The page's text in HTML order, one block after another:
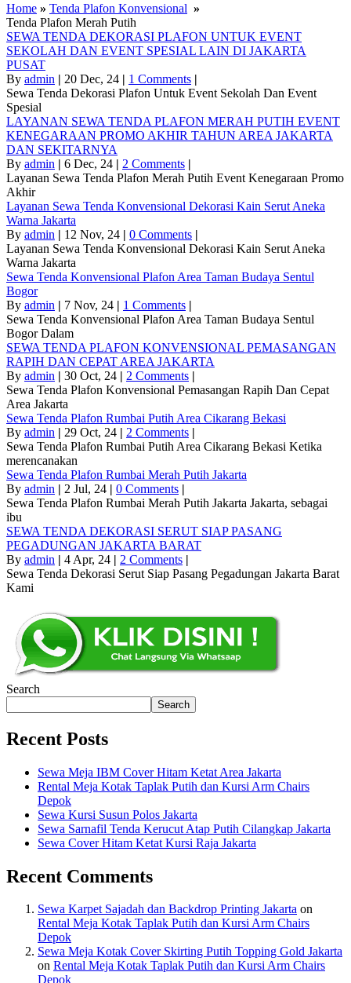
Home » Tenda Plafon Konvensional »
Tenda Plafon Merah Putih
SEWA TENDA DEKORASI PLAFON UNTUK EVENT
SEKOLAH DAN EVENT SPESIAL LAIN DI JAKARTA
PUSAT
By admin | 20 Dec, 24 | 1 Comments |
Sewa Tenda Dekorasi Plafon Untuk Event Sekolah Dan Event
Spesial
LAYANAN SEWA TENDA PLAFON MERAH PUTIH EVENT
KENEGARAAN PROMO AKHIR TAHUN AREA JAKARTA
DAN SEKITARNYA
By admin | 6 Dec, 24 | 2 Comments |
Layanan Sewa Tenda Plafon Merah Putih Event Kenegaraan Promo
Akhir
Layanan Sewa Tenda Konvensional Dekorasi Kain Serut Aneka
Warna Jakarta
By admin | 12 Nov, 24 | 0 Comments |
Layanan Sewa Tenda Konvensional Dekorasi Kain Serut Aneka
Warna Jakarta
Sewa Tenda Konvensional Plafon Area Taman Budaya Sentul
Bogor
By admin | 7 Nov, 24 | 1 Comments |
Sewa Tenda Konvensional Plafon Area Taman Budaya Sentul
Bogor Dalam
SEWA TENDA PLAFON KONVENSIONAL PEMASANGAN
RAPIH DAN CEPAT AREA JAKARTA
By admin | 30 Oct, 24 | 2 Comments |
Sewa Tenda Plafon Konvensional Pemasangan Rapih Dan Cepat
Area Jakarta
Sewa Tenda Plafon Rumbai Putih Area Cikarang Bekasi
By admin | 29 Oct, 24 | 2 Comments |
Sewa Tenda Plafon Rumbai Putih Area Cikarang Bekasi Ketika
merencanakan
Sewa Tenda Plafon Rumbai Merah Putih Jakarta
By admin | 2 Jul, 24 | 0 Comments |
Sewa Tenda Plafon Rumbai Merah Putih Jakarta Jakarta, sebagai
ibu
SEWA TENDA DEKORASI SERUT SIAP PASANG
PEGADUNGAN JAKARTA BARAT
By admin | 4 Apr, 24 | 2 Comments |
Sewa Tenda Dekorasi Serut Siap Pasang Pegadungan Jakarta Barat
Kami
Search
Search
Recent Posts
Sewa Meja IBM Cover Hitam Ketat Area Jakarta
Rental Meja Kotak Taplak Putih dan Kursi Arm Chairs
Depok
Sewa Kursi Susun Polos Jakarta
Sewa Sarnafil Tenda Kerucut Atap Putih Cilangkap Jakarta
Sewa Cover Hitam Ketat Kursi Raja Jakarta
Recent Comments
Sewa Karpet Sajadah dan Backdrop Printing Jakarta on
Rental Meja Kotak Taplak Putih dan Kursi Arm Chairs
Depok
Sewa Meja Kotak Cover Skirting Putih Topping Gold Jakarta
on Rental Meja Kotak Taplak Putih dan Kursi Arm Chairs
Depok